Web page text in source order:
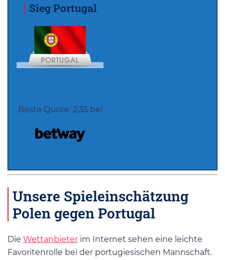
Sieg Portugal
Beste Quote: 2,35 bei
Unsere Spieleinschätzung
Polen gegen Portugal
Die Wettanbieter im Internet sehen eine leichte
Favoritenrolle bei der portugiesischen Mannschaft.